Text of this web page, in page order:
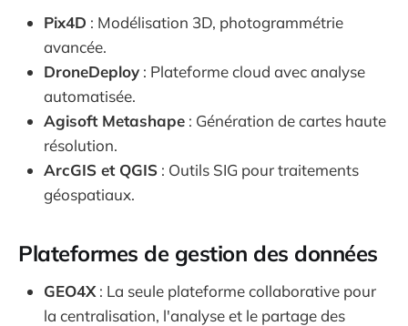
Pix4D : Modélisation 3D, photogrammétrie
avancée.
DroneDeploy : Plateforme cloud avec analyse
automatisée.
Agisoft Metashape : Génération de cartes haute
résolution.
ArcGIS et QGIS : Outils SIG pour traitements
géospatiaux.
Plateformes de gestion des données
GEO4X : La seule plateforme collaborative pour
la centralisation, l'analyse et le partage des